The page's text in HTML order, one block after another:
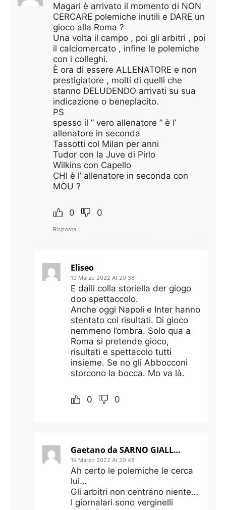
Magari è arrivato il momento di NON
CERCARE polemiche inutili e DARE un
gioco alla Roma ?
Una volta il campo , poi gli arbitri , poi
il calciomercato , infine le polemiche
con i colleghi.
È ora di essere ALLENATORE e non
prestigiatore , molti di quelli che
stanno DELUDENDO arrivati su sua
indicazione o beneplacito.
PS
spesso il ” vero allenatore ” è l’
allenatore in seconda
Tassotti col Milan per anni
Tudor con la Juve di Pirlo
Wilkins con Capello
CHI è l’ allenatore in seconda con
MOU ?
0 0
Risposta
Eliseo
19 Marzo 2022 At 20:36
E dalli colla storiella der giogo
doo spettaccolo.
Anche oggi Napoli e Inter hanno
stentato coi risultati. Di gioco
nemmeno l’ombra. Solo qua a
Roma si pretende gioco,
risultati e spettacolo tutti
insieme. Se no gli Abbocconi
storcono la bocca. Mo va là.
0 0
Gaetano da SARNO GIALLOROSSA. ZANIOLO NON SI TOCCA
19 Marzo 2022 At 20:48
Ah certo le polemiche le cerca
lui…
Gli arbitri non centrano niente…
I giornalari sono verginelli